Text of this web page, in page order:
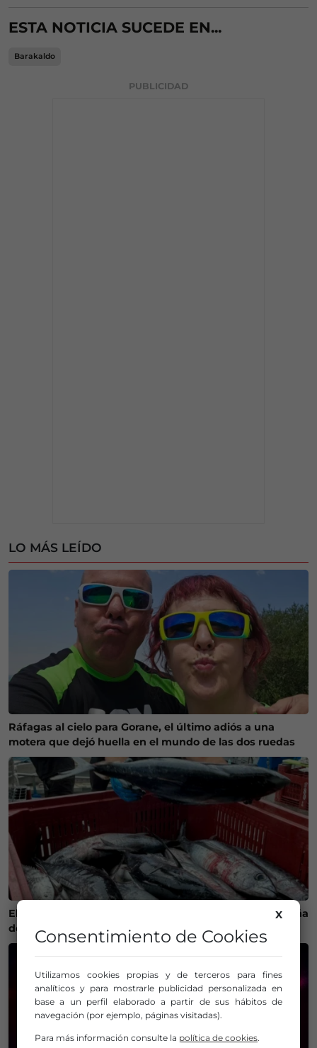
ESTA NOTICIA SUCEDE EN...
Barakaldo
PUBLICIDAD
LO MÁS LEÍDO
Ráfagas al cielo para Gorane, el último adiós a una
motera que dejó huella en el mundo de las dos ruedas
El calor cambia la ruta del bonito y complica la campaña
de pesca en Euskadi
X
Consentimiento de Cookies
Utilizamos cookies propias y de terceros para fines
analíticos y para mostrarle publicidad personalizada en
base a un perfil elaborado a partir de sus hábitos de
navegación (por ejemplo, páginas visitadas).
Para más información consulte la política de cookies.